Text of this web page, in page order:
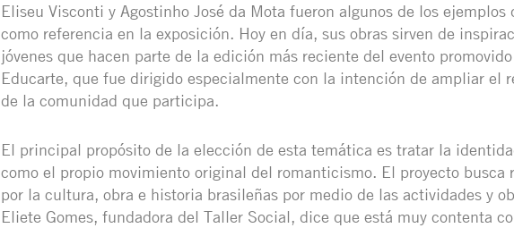
Eliseu Visconti y Agostinho José da Mota fueron algunos de los ejemplos
como referencia en la exposición. Hoy en día, sus obras sirven de
jóvenes que hacen parte de la edición más reciente del evento
Educarte, que fue dirigido especialmente con la intención de ampliar el
de la comunidad que participa.
El principal propósito de la elección de esta temática es tratar la
como el propio movimiento original del romanticismo. El proyecto busca
por la cultura, obra e historia brasileñas por medio de las actividades y
Eliete Gomes, fundadora del Taller Social, dice que está muy contenta